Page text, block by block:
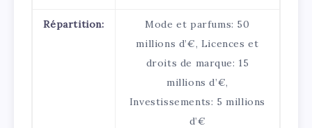
Répartition:
Mode et parfums: 50
millions d’€, Licences et
droits de marque: 15
millions d’€,
Investissements: 5 millions
d’€